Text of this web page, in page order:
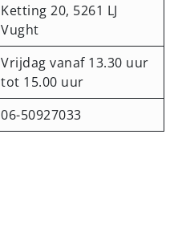
Ketting 20, 5261 LJ
Vught
Vrijdag vanaf 13.30 uur
tot 15.00 uur
06-50927033